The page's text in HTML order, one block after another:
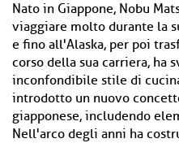
Nato in Giappone, Nobu
viaggiare molto durante la
e fino all'Alaska, per poi
corso della sua carriera, ha
inconfondibile stile di
introdotto un nuovo
giapponese, includendo
Nell'arco degli anni ha